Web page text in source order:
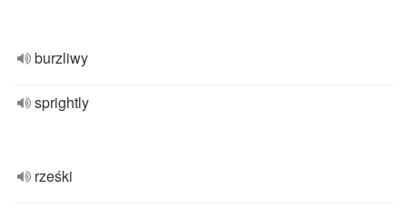
burzliwy
sprightly
rześki